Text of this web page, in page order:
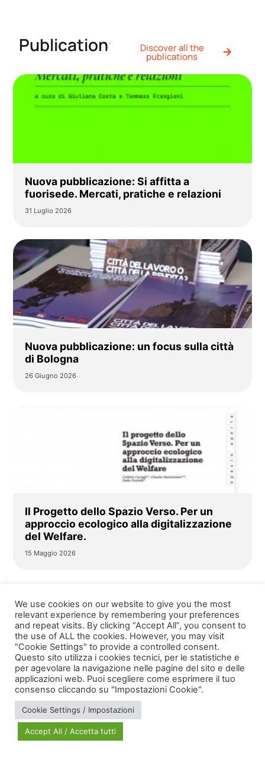
Publications Discover all the
publications
Nuova pubblicazione: Si affitta a
fuorisede. Mercati, pratiche e relazioni
31 Luglio 2026
Nuova pubblicazione: un focus sulla città
di Bologna
26 Giugno 2026
Il Progetto dello Spazio Verso. Per un
approccio ecologico alla digitalizzazione
del Welfare.
15 Maggio 2026
via Bonardi, 3
20133 Milano
Open in Maps
We use cookies on our website to give you the most
relevant experience by remembering your preferences
and repeat visits. By clicking “Accept All”, you consent to
the use of ALL the cookies. However, you may visit
"Cookie Settings" to provide a controlled consent.
Questo sito utilizza i cookies tecnici, per le statistiche e
per agevolare la navigazione nelle pagine del sito e delle
applicazioni web. Puoi scegliere come esprimere il tuo
consenso cliccando su "Impostazioni Cookie".
Cookie Settings / Impostazioni
Accept All / Accetta tutti